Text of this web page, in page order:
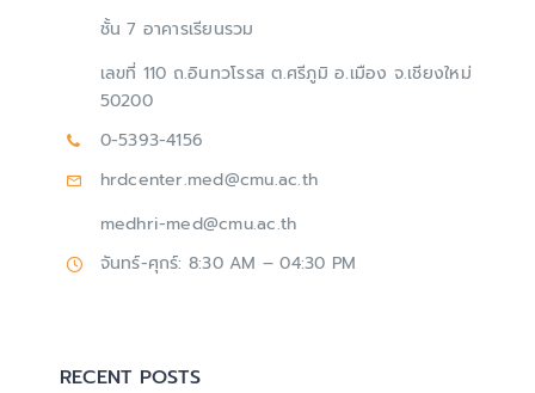
ชั้น 7 อาคารเรียนรวม
เลขที่ 110 ถ.อินทวโรรส ต.ศรีภูมิ อ.เมือง จ.เชียงใหม่
50200
0-5393-4156
hrdcenter.med@cmu.ac.th
medhri-med@cmu.ac.th
จันทร์-ศุกร์: 8:30 AM – 04:30 PM
RECENT POSTS